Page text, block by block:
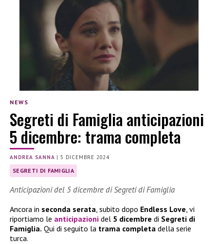
NEWS
Segreti di Famiglia anticipazioni
5 dicembre: trama completa
ANDREA SANNA | 5 DICEMBRE 2024
SEGRETI DI FAMIGLIA
Anticipazioni del 5 dicembre di Segreti di Famiglia
Ancora in seconda serata, subito dopo Endless Love, vi
riportiamo le anticipazioni del 5 dicembre di Segreti di
Famiglia. Qui di seguito la trama completa della serie
turca.